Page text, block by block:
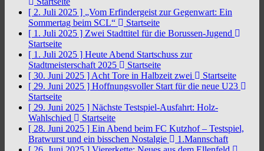
[ 2. Juli 2025 ] „Vom Erfindergeist zur Gegenwart: Ein
Sommertag beim SCL“
Startseite
[ 1. Juli 2025 ] Zwei Stadttitel für die Borussen-Jugend
Startseite
[ 1. Juli 2025 ] Heute Abend Startschuss zur
Stadtmeisterschaft 2025
Startseite
[ 30. Juni 2025 ] Acht Tore in Halbzeit zwei
Startseite
[ 29. Juni 2025 ] Hoffnungsvoller Start für die neue U23
Startseite
[ 29. Juni 2025 ] Nächste Testspiel-Ausfahrt: Holz-
Wahlschied
Startseite
[ 28. Juni 2025 ] Ein Abend beim FC Kutzhof – Testspiel,
Bratwurst und ein bisschen Nostalgie
1.Mannschaft